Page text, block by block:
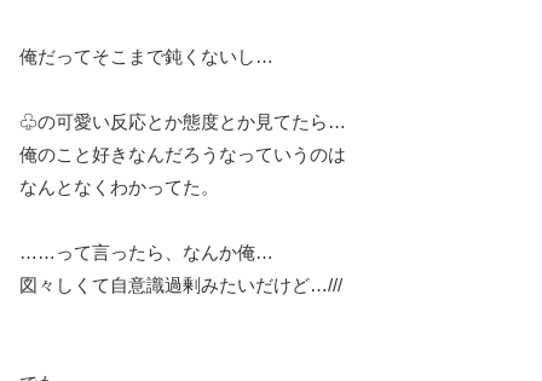
俺だってそこまで鈍くないし…
♧の可愛い反応とか態度とか見てたら…
俺のこと好きなんだろうなっていうのは
なんとなくわかってた。
……って言ったら、なんか俺…
図々しくて自意識過剰みたいだけど…///